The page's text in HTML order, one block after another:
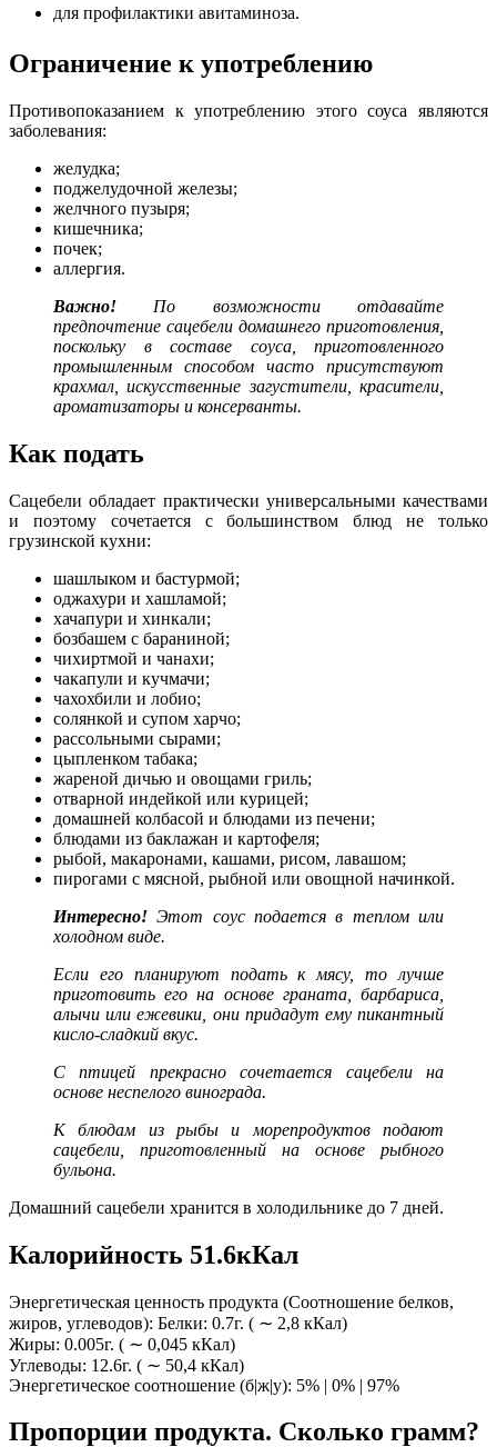
для профилактики авитаминоза.
Ограничение к употреблению
Противопоказанием к употреблению этого соуса являются
заболевания:
желудка;
поджелудочной железы;
желчного пузыря;
кишечника;
почек;
аллергия.
Важно! По возможности отдавайте
предпочтение сацебели домашнего приготовления,
поскольку в составе соуса, приготовленного
промышленным способом часто присутствуют
крахмал, искусственные загустители, красители,
ароматизаторы и консерванты.
Как подать
Сацебели обладает практически универсальными качествами
и поэтому сочетается с большинством блюд не только
грузинской кухни:
шашлыком и бастурмой;
оджахури и хашламой;
хачапури и хинкали;
бозбашем с бараниной;
чихиртмой и чанахи;
чакапули и кучмачи;
чахохбили и лобио;
солянкой и супом харчо;
рассольными сырами;
цыпленком табака;
жареной дичью и овощами гриль;
отварной индейкой или курицей;
домашней колбасой и блюдами из печени;
блюдами из баклажан и картофеля;
рыбой, макаронами, кашами, рисом, лавашом;
пирогами с мясной, рыбной или овощной начинкой.
Интересно! Этот соус подается в теплом или
холодном виде.
Если его планируют подать к мясу, то лучше
приготовить его на основе граната, барбариса,
алычи или ежевики, они придадут ему пикантный
кисло-сладкий вкус.
С птицей прекрасно сочетается сацебели на
основе неспелого винограда.
К блюдам из рыбы и морепродуктов подают
сацебели, приготовленный на основе рыбного
бульона.
Домашний сацебели хранится в холодильнике до 7 дней.
Калорийность 51.6кКал
Энергетическая ценность продукта (Соотношение белков,
жиров, углеводов): Белки: 0.7г. ( ∼ 2,8 кКал)
Жиры: 0.005г. ( ∼ 0,045 кКал)
Углеводы: 12.6г. ( ∼ 50,4 кКал)
Энергетическое соотношение (б|ж|у): 5% | 0% | 97%
Пропорции продукта. Сколько грамм?